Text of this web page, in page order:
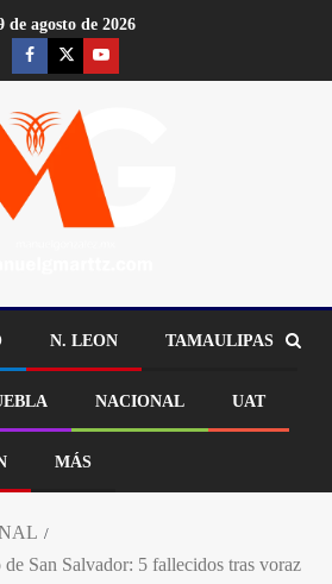
de agosto de 2026
N. LEON TAMAULIPAS
NACIONAL UAT
MÁS
San Salvador: 5 fallecidos tras voraz